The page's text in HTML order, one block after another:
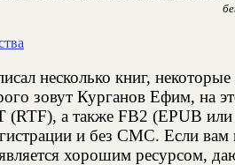
несколько книг,
зовут Курганов Ефим, на
(RTF), а также FB2 (EPUB
и без СМС. Если
хорошим ресурсом,